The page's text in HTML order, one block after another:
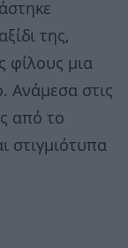
της,
φίλους μια
Ανάμεσα στις
από το
στιγμιότυπα